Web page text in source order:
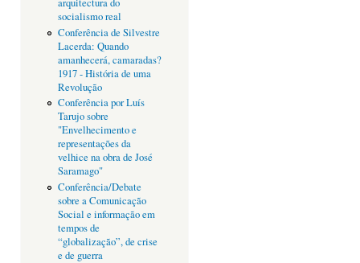
arquitectura do
socialismo real
Conferência de Silvestre
Lacerda: Quando
amanhecerá, camaradas?
1917 - História de uma
Revolução
Conferência por Luís
Tarujo sobre
"Envelhecimento e
representações da
velhice na obra de José
Saramago"
Conferência/Debate
sobre a Comunicação
Social e informação em
tempos de
“globalização”, de crise
e de guerra